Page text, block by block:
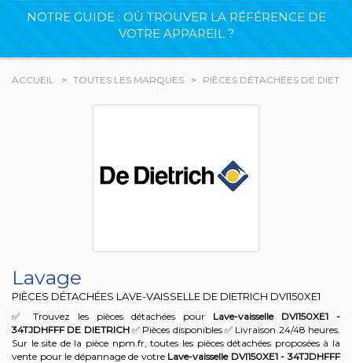
NOTRE GUIDE : OÙ TROUVER LA RÉFÉRENCE DE
VOTRE APPAREIL ?
ACCUEIL TOUTES LES MARQUES PIÈCES DÉTACHÉES DE
Lavage
PIÈCES DÉTACHÉES LAVE-VAISSELLE DE DIETRICH DVI150XE1
✅ Trouvez les pièces détachées pour Lave-vaisselle DVI150XE1 -
34TJDHFFF DE DIETRICH ✅ Pièces disponibles ✅ Livraison 24/48 heures.
Sur le site de la pièce npm.fr, toutes les pièces détachées proposées à la
vente pour le dépannage de votre Lave-vaisselle DVI150XE1 - 34TJDHFFF